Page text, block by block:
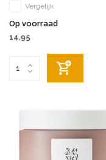
Vergelijk
Op voorraad
14,95